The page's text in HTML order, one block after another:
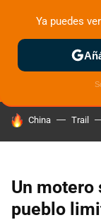
ZONA DE PRUEBAS
HOY SE HABLA
China Trail
Un motero
pueblo
Ya puedes